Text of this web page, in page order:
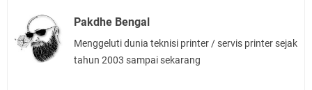
Pakdhe Bengal
Menggeluti dunia teknisi printer / servis printer sejak
tahun 2003 sampai sekarang